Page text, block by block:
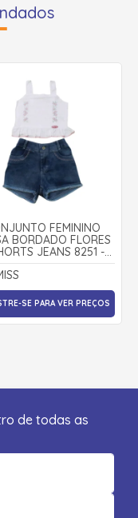
FEMININO
BORDADO FLORES
JEANS 8251 -
MINI MISS
SE PARA VER PREÇOS
de todas as